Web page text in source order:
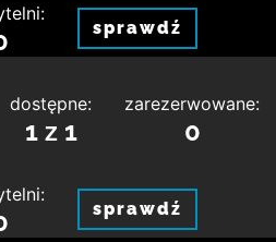
sprawdź
dostępne:
1 z 1
zarezerwowane:
0
sprawdź